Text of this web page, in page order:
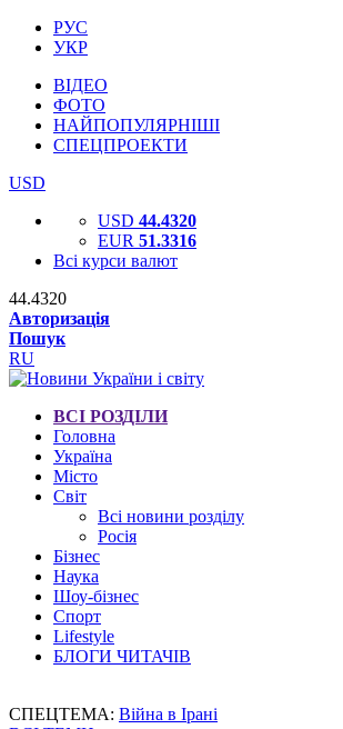
РУС
УКР
ВІДЕО
ФОТО
НАЙПОПУЛЯРНІШІ
СПЕЦПРОЕКТИ
USD
USD 44.4320
EUR 51.3316
Всі курси валют
44.4320
Авторизація
Пошук
RU
ВСІ РОЗДІЛИ
Головна
Україна
Місто
Світ
Всі новини розділу
Росія
Бізнес
Наука
Шоу-бізнес
Спорт
Lifestyle
БЛОГИ ЧИТАЧІВ
СПЕЦТЕМА: Війна в Ірані